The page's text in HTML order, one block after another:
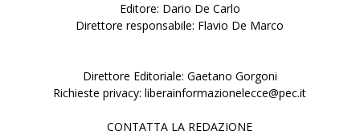
Editore: Dario De Carlo
Direttore responsabile: Flavio De Marco
Direttore Editoriale: Gaetano Gorgoni
Richieste privacy: liberainformazionelecce@pec.it
CONTATTA LA REDAZIONE